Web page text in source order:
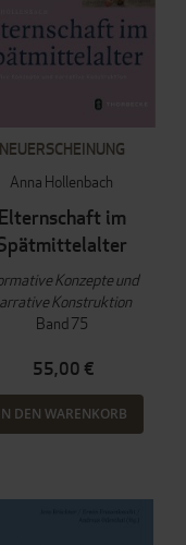
NEUERSCHEINUNG
Anna Hollenbach
Elternschaft im
Konzepte und
Konstruktion
Band 75
55,00 €
DEN WARENKORB